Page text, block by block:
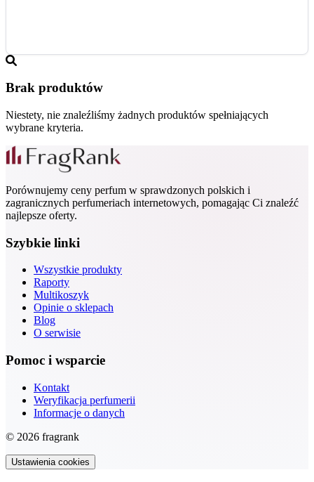
Brak produktów
Niestety, nie znaleźliśmy żadnych produktów spełniających
wybrane kryteria.
Porównujemy ceny perfum w sprawdzonych polskich i
zagranicznych perfumeriach internetowych, pomagając Ci znaleźć
najlepsze oferty.
Szybkie linki
Wszystkie produkty
Raporty
Multikoszyk
Opinie o sklepach
Blog
O serwisie
Pomoc i wsparcie
Kontakt
Weryfikacja perfumerii
Informacje o danych
© 2026 fragrank
Ustawienia cookies